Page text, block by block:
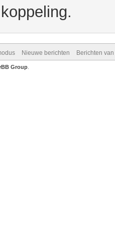
Nieuwe berichten Berichten
Group